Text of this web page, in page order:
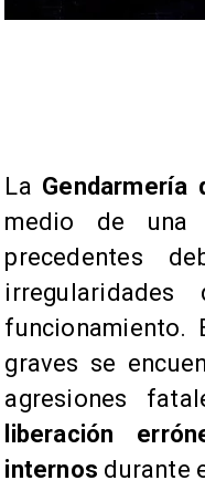
La Gendarmería
medio de una
precedentes
funcionamiento.
graves se
agresiones
liberación
internos durante